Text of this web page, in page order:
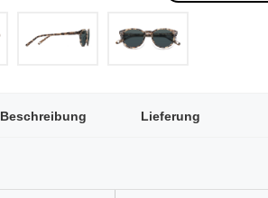
Beschreibung Lieferung